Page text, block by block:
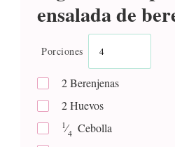
ensalada de
Porciones
2Berenjenas
2Huevos
1⁄4 Cebolla